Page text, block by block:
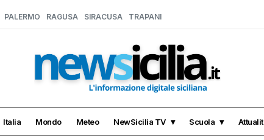
PALERMO RAGUSA SIRACUSA TRAPANI
Italia Mondo Meteo NewSicilia TV Scuola